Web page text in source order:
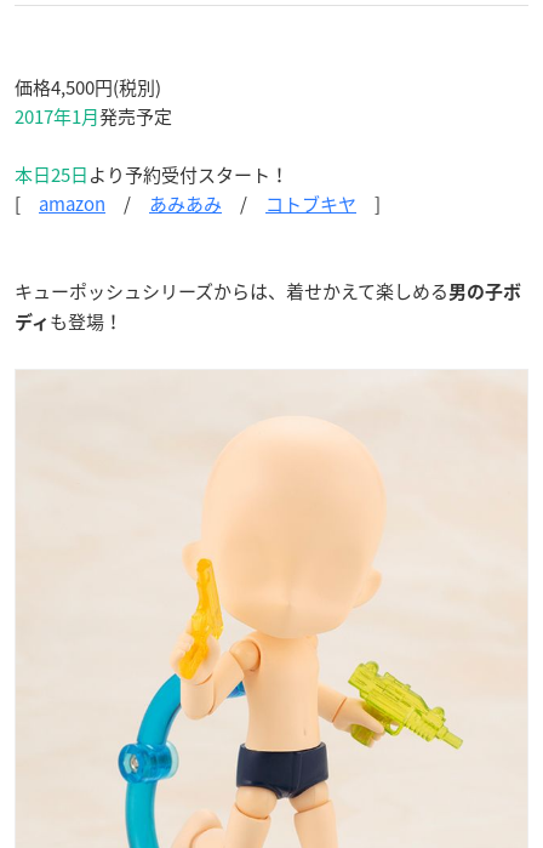
価格4,500円(税別)
2017年1月発売予定
本日25日より予約受付スタート！
[ amazon / あみあみ / コトブキヤ ]
キューポッシュシリーズからは、着せかえて楽しめる 男の子ボ
ディ も登場！